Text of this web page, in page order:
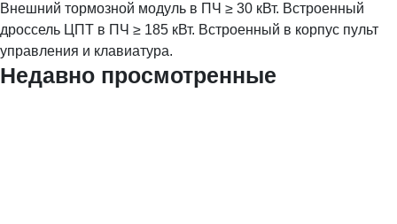
Внешний тормозной модуль в ПЧ ≥ 30 кВт. Встроенный
дроссель ЦПТ в ПЧ ≥ 185 кВт. Встроенный в корпус пульт
управления и клавиатура.
Недавно просмотренные